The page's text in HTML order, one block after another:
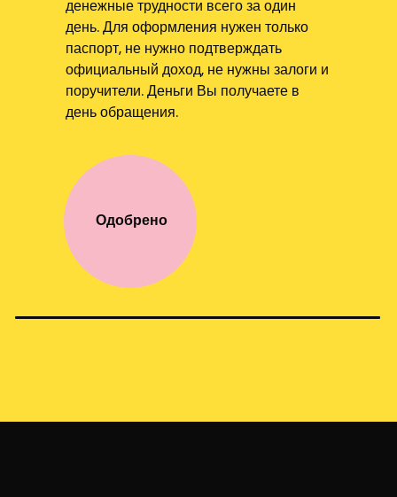
Одобрено
денежные трудности всего за один
день. Для оформления нужен только
паспорт, не нужно подтверждать
официальный доход, не нужны залоги и
поручители. Деньги Вы получаете в
день обращения.